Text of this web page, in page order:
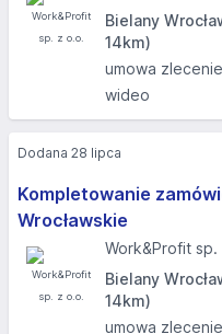
Bielany
14km)
umowa zlecenie
wideo
Kompletowanie
Wrocławskie
Work&Profit sp.
Bielany
14km)
umowa zlecenie
Dodana 28 lipca